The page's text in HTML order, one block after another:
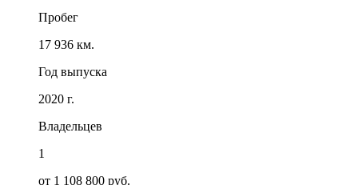
Пробег
17 936 км.
Год выпуска
2020 г.
Владельцев
1
от 1 108 800 руб.